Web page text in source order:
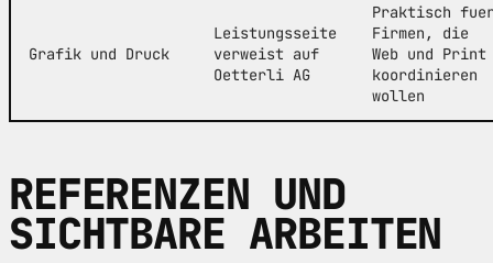
Grafik und Druck
Leistungsseite
verweist auf
Oetterli AG
Praktisch
Firmen, die
Web und Print
koordinieren
wollen
REFERENZEN UND
SICHTBARE ARBEITEN